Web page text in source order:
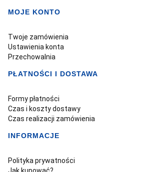
MOJE KONTO
Twoje zamówienia
Ustawienia konta
Przechowalnia
PŁATNOŚCI I DOSTAWA
Formy płatności
Czas i koszty dostawy
Czas realizacji zamówienia
INFORMACJE
Polityka prywatności